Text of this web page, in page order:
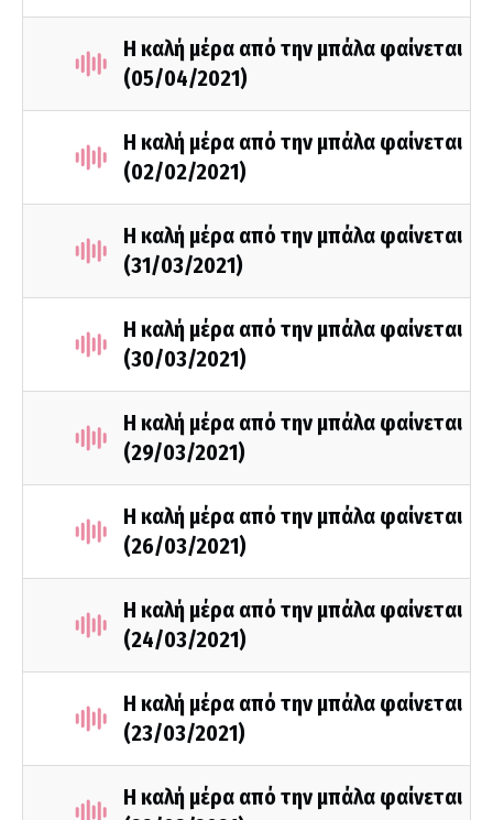
Η καλή μέρα από την μπάλα φαίνεται
(05/04/2021)
Η καλή μέρα από την μπάλα φαίνεται
(02/02/2021)
Η καλή μέρα από την μπάλα φαίνεται
(31/03/2021)
Η καλή μέρα από την μπάλα φαίνεται
(30/03/2021)
Η καλή μέρα από την μπάλα φαίνεται
(29/03/2021)
Η καλή μέρα από την μπάλα φαίνεται
(26/03/2021)
Η καλή μέρα από την μπάλα φαίνεται
(24/03/2021)
Η καλή μέρα από την μπάλα φαίνεται
(23/03/2021)
Η καλή μέρα από την μπάλα φαίνεται